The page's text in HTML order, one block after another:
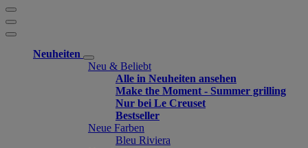
Neuheiten
Neu & Beliebt
Alle in Neuheiten ansehen
Make the Moment - Summer grilling
Nur bei Le Creuset
Bestseller
Neue Farben
Bleu Riviera